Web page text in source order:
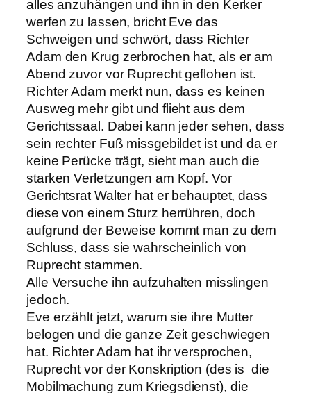
alles anzuhängen und ihn in den Kerker
werfen zu lassen, bricht Eve das
Schweigen und schwört, dass Richter
Adam den Krug zerbrochen hat, als er am
Abend zuvor vor Ruprecht geflohen ist.
Richter Adam merkt nun, dass es keinen
Ausweg mehr gibt und flieht aus dem
Gerichtssaal. Dabei kann jeder sehen, dass
sein rechter Fuß missgebildet ist und da er
keine Perücke trägt, sieht man auch die
starken Verletzungen am Kopf. Vor
Gerichtsrat Walter hat er behauptet, dass
diese von einem Sturz herrühren, doch
aufgrund der Beweise kommt man zu dem
Schluss, dass sie wahrscheinlich von
Ruprecht stammen.
Alle Versuche ihn aufzuhalten misslingen
jedoch.
Eve erzählt jetzt, warum sie ihre Mutter
belogen und die ganze Zeit geschwiegen
hat. Richter Adam hat ihr versprochen,
Ruprecht vor der Konskription (des is die
Mobilmachung zum Kriegsdienst), die